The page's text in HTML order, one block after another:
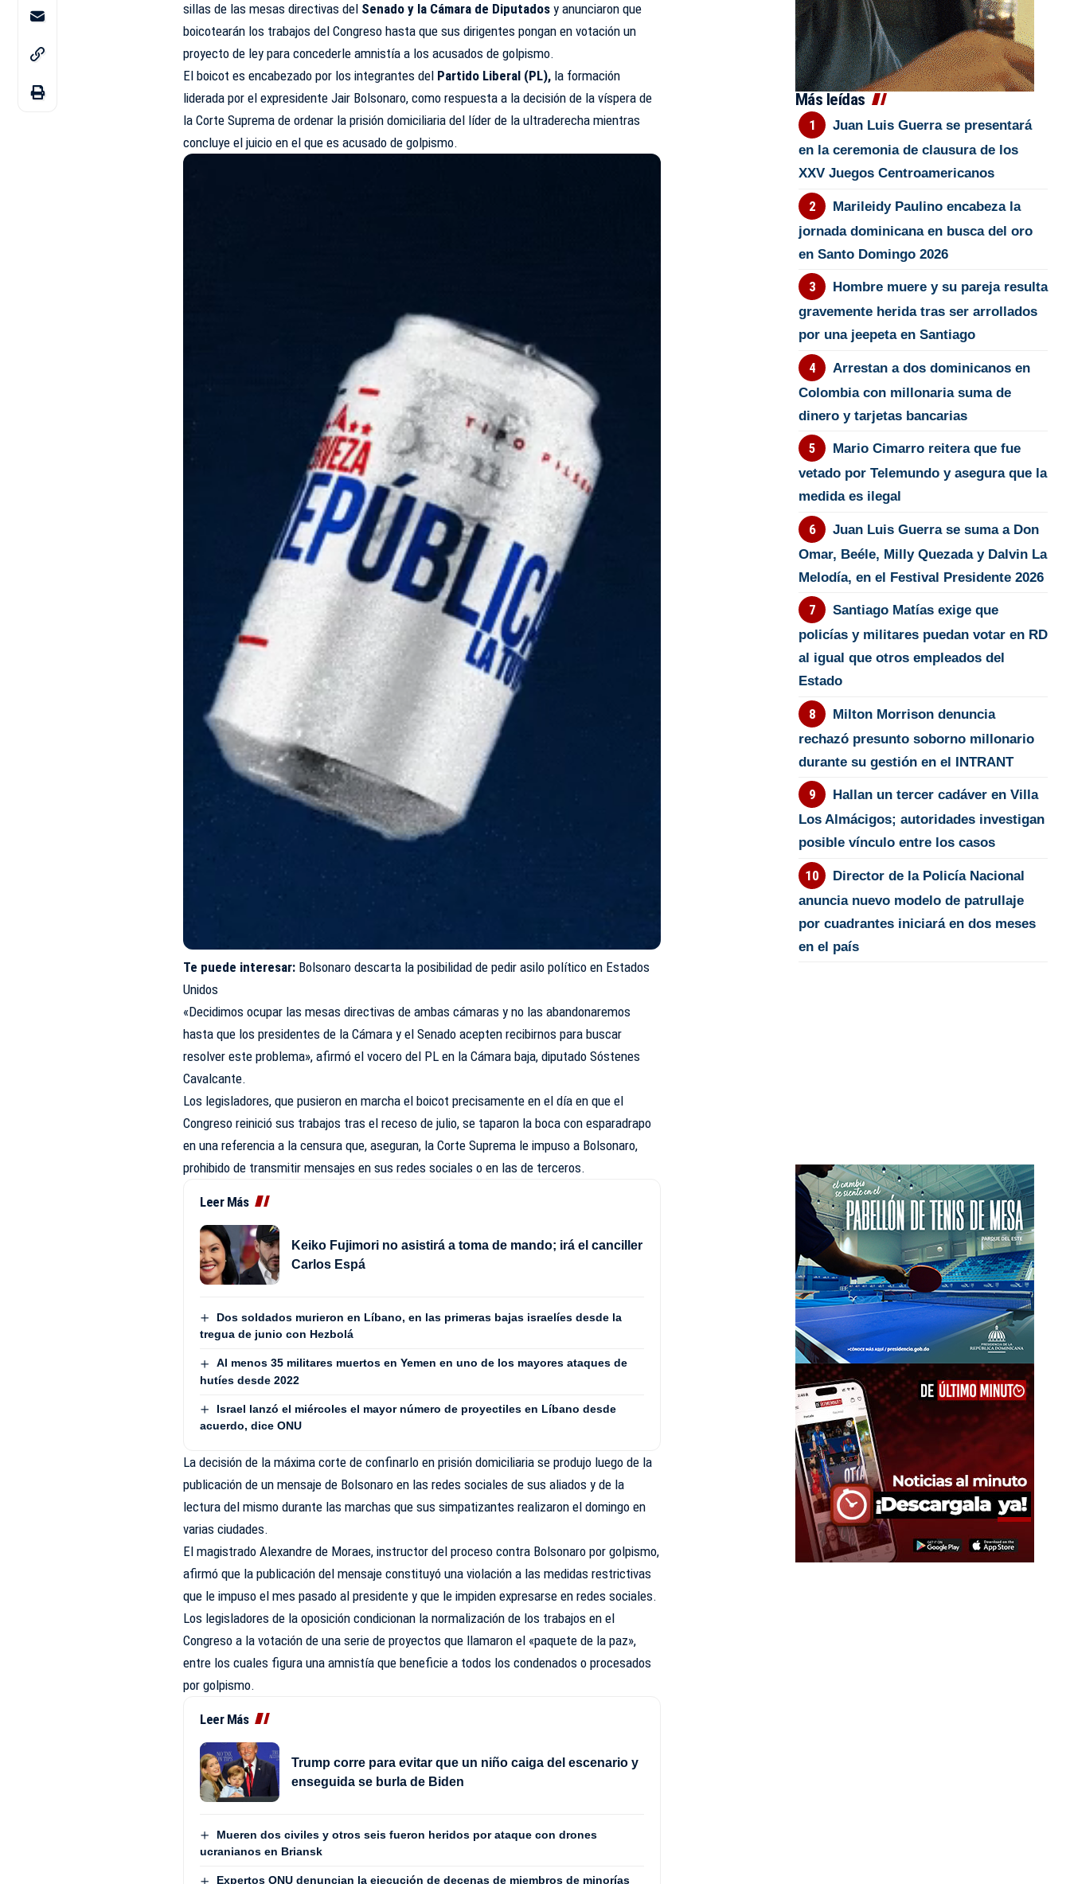
sillas de las mesas directivas del Senado y la Cámara de Diputados y anunciaron que
boicotearán los trabajos del Congreso hasta que sus dirigentes pongan en votación un
proyecto de ley para concederle amnistía a los acusados de golpismo.
El boicot es encabezado por los integrantes del Partido Liberal (PL), la formación
liderada por el expresidente Jair Bolsonaro, como respuesta a la decisión de la víspera de
la Corte Suprema de ordenar la prisión domiciliaria del líder de la ultraderecha mientras
concluye el juicio en el que es acusado de golpismo.
Te puede interesar: Bolsonaro descarta la posibilidad de pedir asilo político en Estados
Unidos
«Decidimos ocupar las mesas directivas de ambas cámaras y no las abandonaremos
hasta que los presidentes de la Cámara y el Senado acepten recibirnos para buscar
resolver este problema», afirmó el vocero del PL en la Cámara baja, diputado Sóstenes
Cavalcante.
Los legisladores, que pusieron en marcha el boicot precisamente en el día en que el
Congreso reinició sus trabajos tras el receso de julio, se taparon la boca con esparadrapo
en una referencia a la censura que, aseguran, la Corte Suprema le impuso a Bolsonaro,
prohibido de transmitir mensajes en sus redes sociales o en las de terceros.
Leer Más
Keiko Fujimori no asistirá a toma de mando; irá el canciller
Carlos Espá
Dos soldados murieron en Líbano, en las primeras bajas israelíes desde la
tregua de junio con Hezbolá
Al menos 35 militares muertos en Yemen en uno de los mayores ataques de
hutíes desde 2022
Israel lanzó el miércoles el mayor número de proyectiles en Líbano desde
acuerdo, dice ONU
La decisión de la máxima corte de confinarlo en prisión domiciliaria se produjo luego de la
publicación de un mensaje de Bolsonaro en las redes sociales de sus aliados y de la
lectura del mismo durante las marchas que sus simpatizantes realizaron el domingo en
varias ciudades.
El magistrado Alexandre de Moraes, instructor del proceso contra Bolsonaro por golpismo,
afirmó que la publicación del mensaje constituyó una violación a las medidas restrictivas
que le impuso el mes pasado al presidente y que le impiden expresarse en redes sociales.
Los legisladores de la oposición condicionan la normalización de los trabajos en el
Congreso a la votación de una serie de proyectos que llamaron el «paquete de la paz»,
entre los cuales figura una amnistía que beneficie a todos los condenados o procesados
por golpismo.
Leer Más
Trump corre para evitar que un niño caiga del escenario y
enseguida se burla de Biden
Mueren dos civiles y otros seis fueron heridos por ataque con drones
ucranianos en Briansk
Expertos ONU denuncian la ejecución de decenas de miembros de minorías
Más leídas
Juan Luis Guerra se presentará
en la ceremonia de clausura de los
XXV Juegos Centroamericanos
Marileidy Paulino encabeza la
jornada dominicana en busca del oro
en Santo Domingo 2026
Hombre muere y su pareja resulta
gravemente herida tras ser arrollados
por una jeepeta en Santiago
Arrestan a dos dominicanos en
Colombia con millonaria suma de
dinero y tarjetas bancarias
Mario Cimarro reitera que fue
vetado por Telemundo y asegura que la
medida es ilegal
Juan Luis Guerra se suma a Don
Omar, Beéle, Milly Quezada y Dalvin La
Melodía, en el Festival Presidente 2026
Santiago Matías exige que
policías y militares puedan votar en RD
al igual que otros empleados del
Estado
Milton Morrison denuncia
rechazó presunto soborno millonario
durante su gestión en el INTRANT
Hallan un tercer cadáver en Villa
Los Almácigos; autoridades investigan
posible vínculo entre los casos
Director de la Policía Nacional
anuncia nuevo modelo de patrullaje
por cuadrantes iniciará en dos meses
en el país